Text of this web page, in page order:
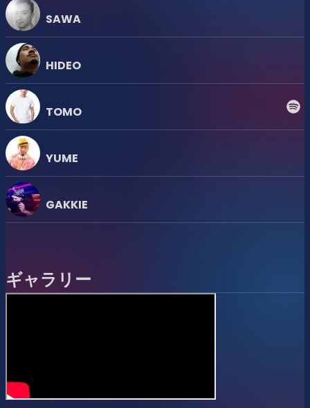
Happy Pride Tea Dance
2026
6/7（日）Sunday, June 7
16:00-22:00 @
東京都港区南青山3-18-19 フェスタ表参道ビルB1
12人のDJ、30人超のパフォーマー、2
人のVJ
SAWA
HIDEO
TOMO
YUME
GAKKIE
ギャラリー